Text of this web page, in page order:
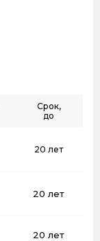
Срок,
до
20 лет
20 лет
20 лет